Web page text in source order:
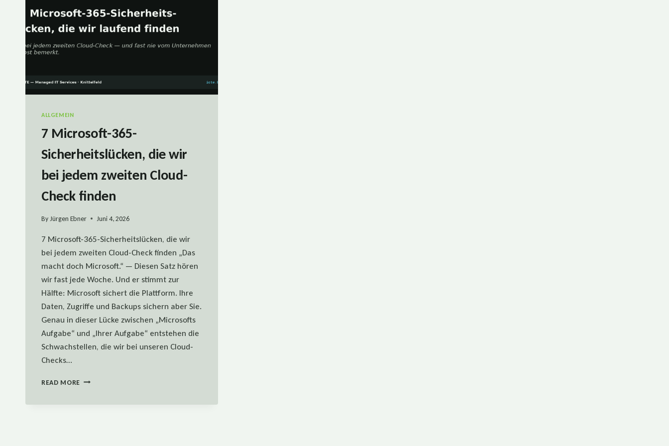
ALLGEMEIN
7 Microsoft-365-
Sicherheitslücken, die wir
bei jedem zweiten Cloud-
Check finden
ByJürgen Ebner Juni 4, 2026
7 Microsoft-365-Sicherheitslücken, die wir
bei jedem zweiten Cloud-Check finden „Das
macht doch Microsoft.“ — Diesen Satz hören
wir fast jede Woche. Und er stimmt zur
Hälfte: Microsoft sichert die Plattform. Ihre
Daten, Zugriffe und Backups sichern aber Sie.
Genau in dieser Lücke zwischen „Microsofts
Aufgabe“ und „Ihrer Aufgabe“ entstehen die
Schwachstellen, die wir bei unseren Cloud-
Checks…
READ MORE